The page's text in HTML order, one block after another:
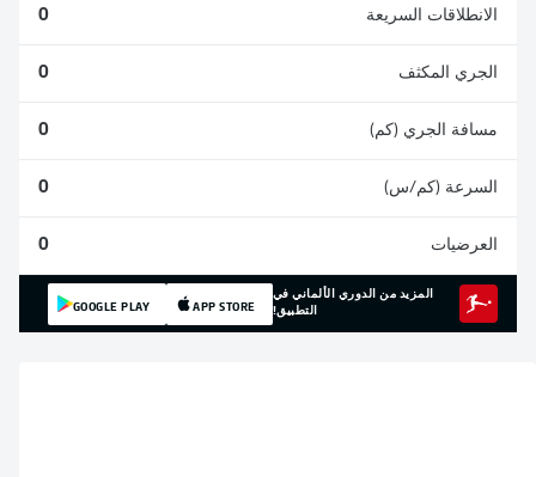
الانطلاقات السريعة
الجري المكثف
مسافة الجري (كم)
السرعة (كم/س)
العرضيات
المزيد من الدوري الألماني في
التطبيق!
APP STORE
GOOGLE PLAY